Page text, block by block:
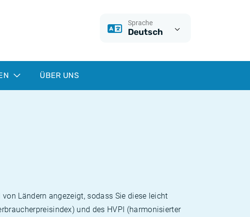
Sprache
Deutsch
ÜBER UNS
Ländern angezeigt, sodass Sie diese leicht
und des HVPI (harmonisierter